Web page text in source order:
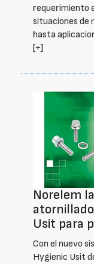
requerimiento
situaciones de
hasta
[+]
Norelem
Usit para
Con el nuevo
Hygienic Usit